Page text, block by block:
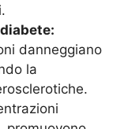
danneggiano
la